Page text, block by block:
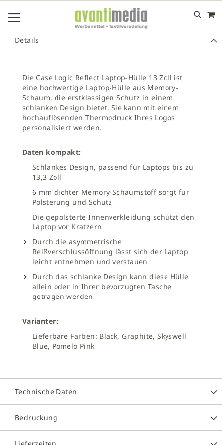
DIREKT
ZUM
# DRÜCKEN SIE DIE EINGABETASTE, UM DIE SUCHE ZU
Details
Die Case Logic Reflect Laptop-Hülle 13 Zoll ist
eine hochwertige Laptop-Hülle aus Memory-
Schaum, die erstklassigen Schutz in einem
schlanken Design bietet. Sie kann mit einem
hochauflösenden Thermodruck Ihres Logos
personalisiert werden.
Daten kompakt:
Schlankes Design, passend für Laptops bis zu
13,3 Zoll
6 mm dichter Memory-Schaumstoff sorgt für
Polsterung und Schutz
Die gepolsterte Innenverkleidung schützt den
Laptop vor Kratzern
Durch die asymmetrische
Reißverschlussöffnung lässt sich der Laptop
leicht entnehmen und verstauen
Durch das schlanke Design kann diese Hülle
allein oder in Ihrer bevorzugten Tasche
getragen werden
Varianten:
Lieferbare Farben: Black, Graphite, Skyswell
Blue, Pomelo Pink
Technische Daten
Bedruckung